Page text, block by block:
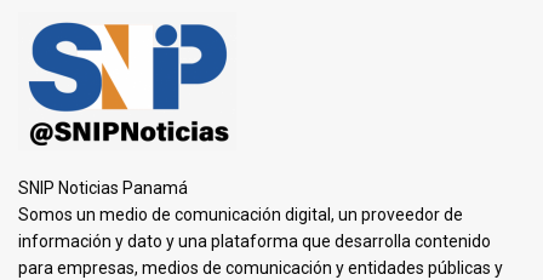
SNIP Noticias Panamá
Somos un medio de comunicación digital, un proveedor de
información y dato y una plataforma que desarrolla contenido
para empresas, medios de comunicación y entidades públicas y